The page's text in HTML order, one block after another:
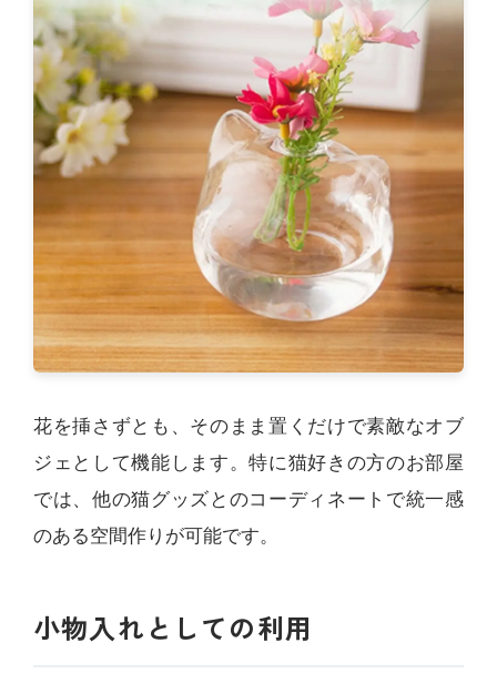
花を挿さずとも、そのまま置くだけで素敵なオブ
ジェとして機能します。特に猫好きの方のお部屋
では、他の猫グッズとのコーディネートで統一感
のある空間作りが可能です。
小物入れとしての利用